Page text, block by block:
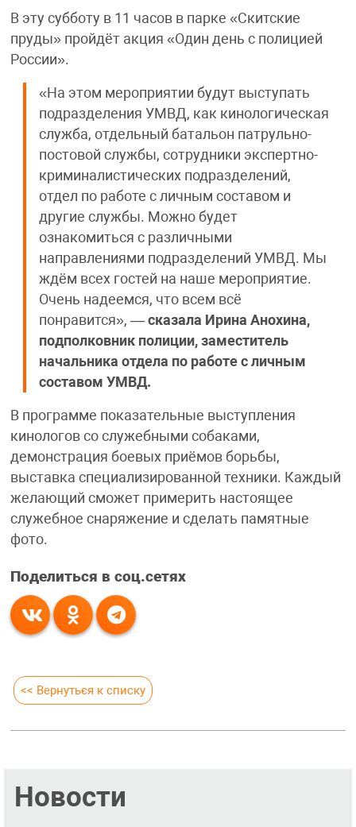
В эту субботу в 11 часов в парке «Скитские
пруды» пройдёт акция «Один день с полицией
России».
«На этом мероприятии будут выступать
подразделения УМВД, как кинологическая
служба, отдельный батальон патрульно-
постовой службы, сотрудники экспертно-
криминалистических подразделений,
отдел по работе с личным составом и
другие службы. Можно будет
ознакомиться с различными
направлениями подразделений УМВД. Мы
ждём всех гостей на наше мероприятие.
Очень надеемся, что всем всё
понравится», — сказала Ирина Анохина,
подполковник полиции, заместитель
начальника отдела по работе с личным
составом УМВД.
В программе показательные выступления
кинологов со служебными собаками,
демонстрация боевых приёмов борьбы,
выставка специализированной техники. Каждый
желающий сможет примерить настоящее
служебное снаряжение и сделать памятные
фото.
Поделиться в соц.сетях
<< Вернуться к списку
Новости